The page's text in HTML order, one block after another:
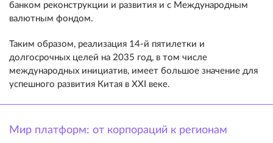
банком реконструкции и развития и с Международным
валютным фондом.
Таким образом, реализация 14-й пятилетки и
долгосрочных целей на 2035 год, в том числе
международных инициатив, имеет большое значение для
успешного развития Китая в XXI веке.
Мир платформ: от корпораций к регионам